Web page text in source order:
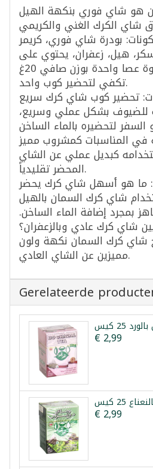
هو شاي فوري بنكهة الهيل
شاي الكرك الغني والكريمي
بودرة شاي فوري، كريمر
هيل، زعفران، يحتوي على
مشتقات حليب. عبوة عصا واحدة بوزن صافي 20غ
تكفي لتحضير كوب واحد.
تحضير كوب شاي كرك سريع
للضيوف بشكل عملي وسريع،
لتحضيره بالماء الساخن
في المناسبات كمشروب مميز
كبديل عملي عن الشاي
المحضر تقليدياً.
ما هو أسهل شاي كرك يحضر
شاي كرك السمان بالهيل
فهو جاهز بمجرد إضافة الماء الساخن.
شاي كرك عادي وبالزعفران؟
شاي كرك السمان نكهة ولون
مميزين عن الشاي العادي.
Gerelateerde
25 كيس
€ 2,99
25 كيس
€ 2,99